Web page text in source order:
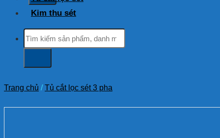
Kim thu sét
Tìm
kiếm:
Trang chủ / Tủ cắt lọc sét 3 pha